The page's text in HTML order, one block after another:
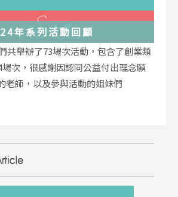
年系列活動回顧
共舉辦了73場次活動，包含了創業類
次，很感謝因認同公益付出理念願
老師，以及參與活動的姐妹們